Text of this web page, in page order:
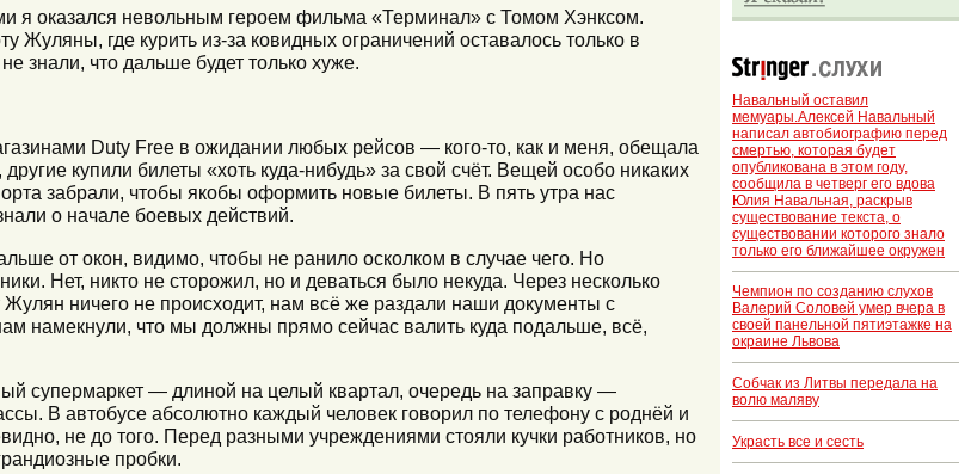
я оказался невольным героем фильма «Терминал» с Томом Хэнксом.
Жуляны, где курить из-за ковидных ограничений оставалось только в
знали, что дальше будет только хуже.
Duty Free в ожидании любых рейсов — кого-то, как и меня, обещала
купили билеты «хоть куда-нибудь» за свой счёт. Вещей особо никаких
забрали, чтобы якобы оформить новые билеты. В пять утра нас
о начале боевых действий.
от окон, видимо, чтобы не ранило осколком в случае чего. Но
Нет, никто не сторожил, но и деваться было некуда. Через несколько
Жулян ничего не происходит, нам всё же раздали наши документы с
намекнули, что мы должны прямо сейчас валить куда подальше, всё,
супермаркет — длиной на целый квартал, очередь на заправку —
В автобусе абсолютно каждый человек говорил по телефону с роднёй и
не до того. Перед разными учреждениями стояли кучки работников, но
пробки.
Навальный оставил
мемуары.Алексей Навальный
написал автобиографию перед
смертью, которая будет
опубликована в этом году,
сообщила в четверг его вдова
Юлия Навальная, раскрыв
существование текста, о
существовании которого знало
только его ближайшее окружен
Чемпион по созданию слухов
Валерий Соловей умер вчера в
своей панельной пятиэтажке на
окраине Львова
Собчак из Литвы передала на
волю маляву
Украсть все и сесть